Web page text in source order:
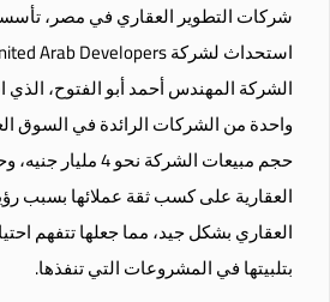
استحداث لشركةArab Developers
الشركة المهندس أحمد أبو الفتوح،
واحدة من الشركات الرائدة في السوق
حجم مبيعات الشركة
العقارية على كسب ثقة عملائها بسبب
العقاري بشكل جيد، مما جعلها تتفهم
بتلبيتها في المشروعات التي تنفذها.